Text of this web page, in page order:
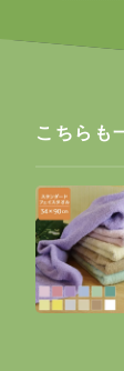
こちらも